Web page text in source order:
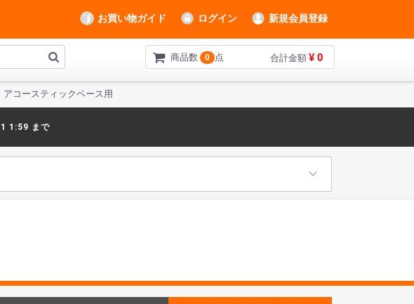
お買い物ガイド ログイン 新規会員登録
商品数 0 点 合計金額 ¥ 0
コースティックベース用
1:59 まで